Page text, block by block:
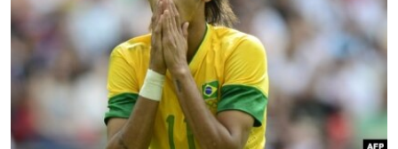
КУЛЬТУРА
АРХИВ
Հայերեն